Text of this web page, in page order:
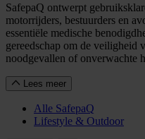
SafepaQ ontwerpt
motorrijders, bestuurders en
essentiële medische
gereedschap om de veiligheid
noodgevallen of onverwachte
Lees meer
Alle SafepaQ
Lifestyle & Outdoor